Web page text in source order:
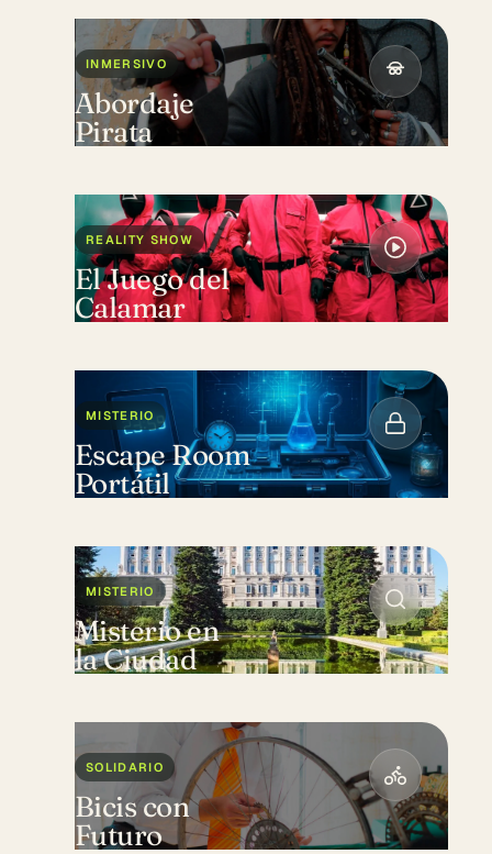
INMERSIVO
Abordaje
Pirata
REALITY SHOW
El Juego del
Calamar
MISTERIO
Escape Room
Portátil
MISTERIO
Misterio en
la Ciudad
SOLIDARIO
Bicis con
Futuro